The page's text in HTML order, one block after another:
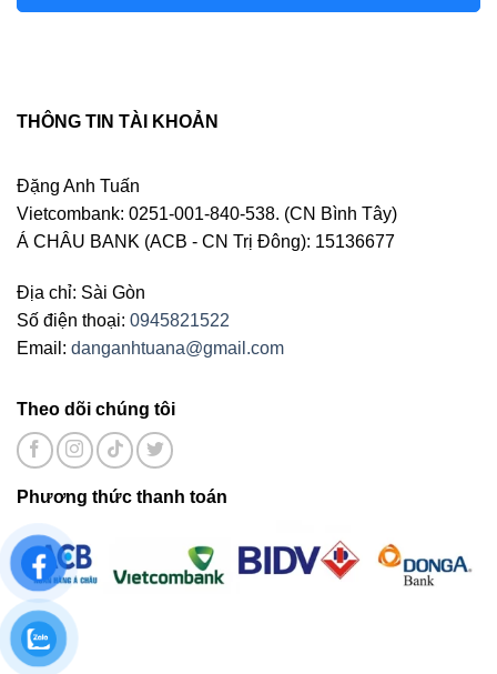
THÔNG TIN TÀI KHOẢN
Đặng Anh Tuấn
Vietcombank: 0251-001-840-538. (CN Bình Tây)
Á CHÂU BANK (ACB - CN Trị Đông): 15136677
Địa chỉ: Sài Gòn
Số điện thoại: 0945821522
Email: danganhtuana@gmail.com
Theo dõi chúng tôi
Phương thức thanh toán